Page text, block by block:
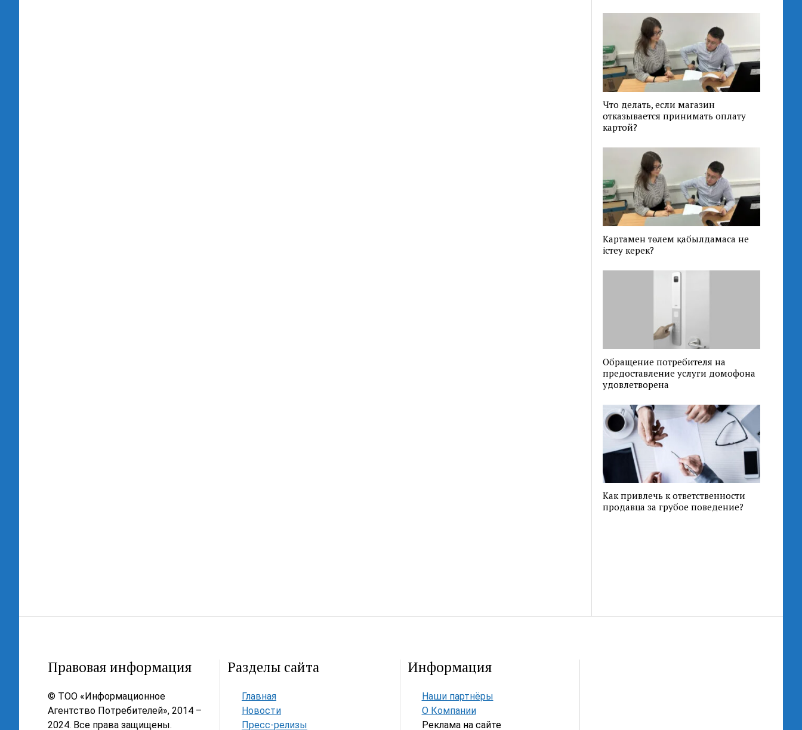
Что делать, если магазин
отказывается принимать оплату
картой?
Картамен төлем қабылдамаса не
істеу керек?
Обращение потребителя на
предоставление услуги домофона
удовлетворена
Как привлечь к ответственности
продавца за грубое поведение?
Правовая информация
© ТОО «Информационное
Агентство Потребителей», 2014 –
2024. Все права защищены.
Разделы сайта
Главная
Новости
Пресс-релизы
Информация
Наши партнёры
О Компании
Реклама на сайте